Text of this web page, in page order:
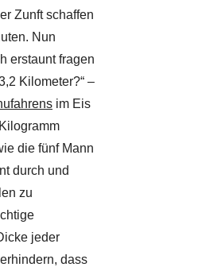
Zunft schaffen
Nun
erstaunt fragen
Kilometer?“ –
im Eis
die fünf Mann
durch und
zu
jeder
dass